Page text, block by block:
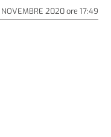
2020ore 17:49